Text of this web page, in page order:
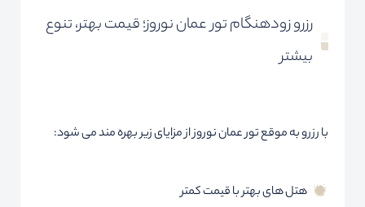
رزرو زودهنگام تور عمان نوروز؛ قیمت بهتر، تنوع
بیشتر
با رزرو به موقع تور عمان نوروز از مزایای زیر بهره مند می شود:
هتل های بهتر با قیمت کمتر